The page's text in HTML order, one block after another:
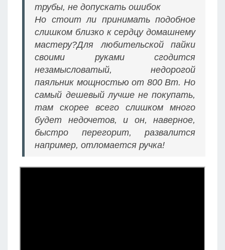
трубы, не допускать ошибок
Но стоит ли принимать подобное
слишком близко к сердцу домашнему
мастеру?Для любительской пайки
своими руками сгодится
незамысловатый, недорогой
паяльник мощностью от 800 Вт. Но
самый дешевый лучше не покупать,
там скорее всего слишком много
будет недочетов, и он, наверное,
быстро перегорит, развалится
например, отломается ручка!